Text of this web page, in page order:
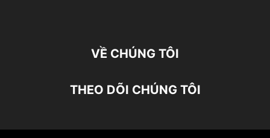
VỀ CHÚNG TÔI
THEO DÕI CHÚNG TÔI